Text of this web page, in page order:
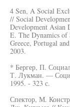
4 Sen, A Social
// Social
Development Asian
E. The Dynamics of
Greece, Portugal
2003.
* Бергер, П.
Т. Лукман. —
1995. - 323 с.
Спектор, М.